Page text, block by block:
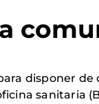
disponer de
sanitaria